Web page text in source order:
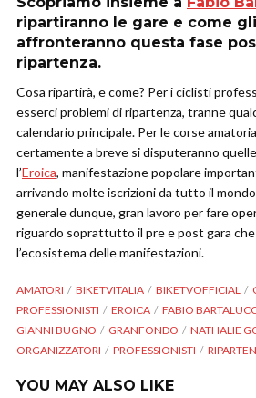
ripartiranno le gare e come
affronteranno questa fase
ripartenza.
Cosa ripartirà, e come? Per i ciclisti
esserci problemi di ripartenza, tranne
calendario principale. Per le corse
certamente a breve si disputeranno
l’Eroica, manifestazione popolare
arrivando molte iscrizioni da tutto il
generale dunque, gran lavoro per fare
riguardo soprattutto il pre e post gara
l’ecosistema delle manifestazioni.
AMATORI BIKETVITALIA BIKETVOFFICIAL
PROFESSIONISTI
EROICA FABIO
GIANNI BUGNO
GRANFONDO
NATHALIE
ORGANIZZATORI
PROFESSIONISTI
YOU MAY ALSO LIKE